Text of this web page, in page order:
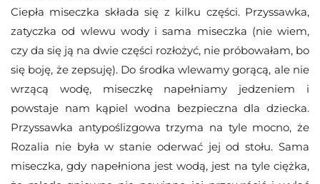
Ciepła miseczka składa się z kilku części. Przyssawka,
zatyczka od wlewu wody i sama miseczka (nie wiem,
czy da się ją na dwie części rozłożyć, nie próbowałam, bo
się boję, że zepsuję). Do środka wlewamy gorącą, ale nie
wrzącą wodę, miseczkę napełniamy jedzeniem i
powstaje nam kąpiel wodna bezpieczna dla dziecka.
Przyssawka antypoślizgowa trzyma na tyle mocno, że
Rozalia nie była w stanie oderwać jej od stołu. Sama
miseczka, gdy napełniona jest wodą, jest na tyle ciężka,